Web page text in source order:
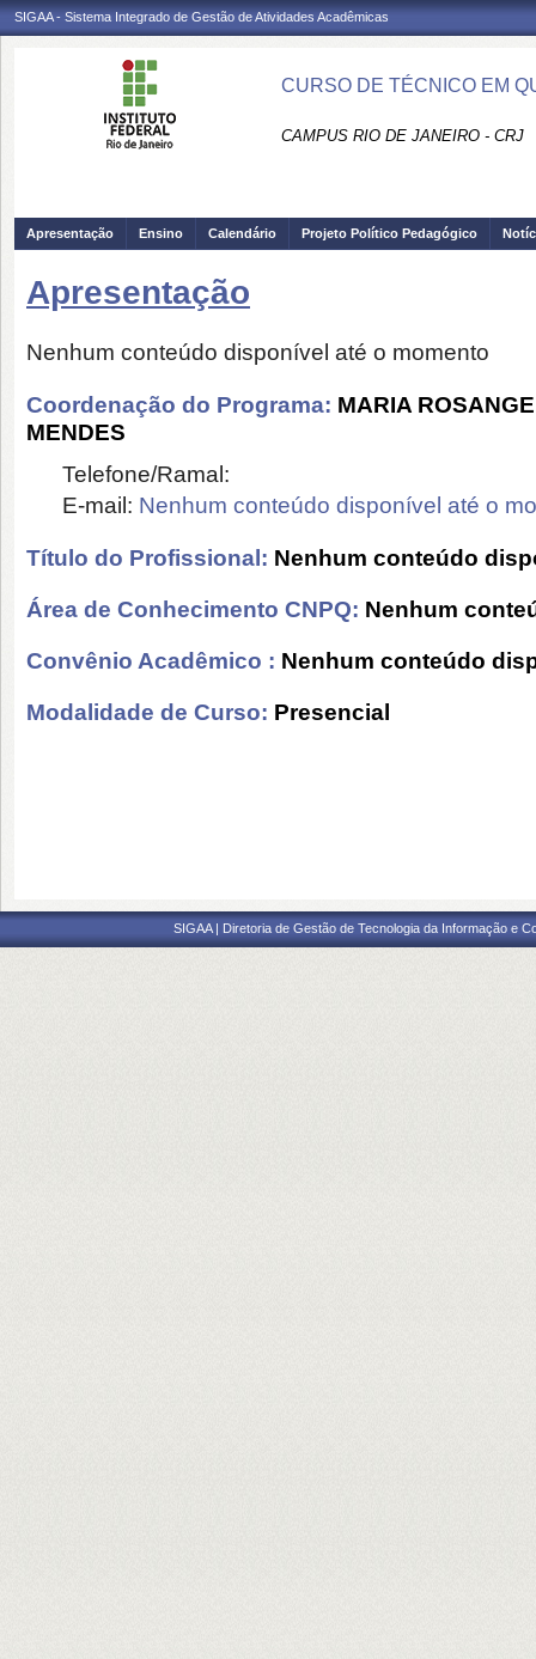
SIGAA - Sistema Integrado de Gestão de Atividades Acadêmicas
CURSO DE TÉCNICO EM
CAMPUS RIO DE JANEIRO - CRJ
Apresentação Ensino Calendário Projeto Político Pedagógico
Apresentação
Nenhum conteúdo disponível até o momento
Coordenação do Programa: MARIA
MENDES
Telefone/Ramal:
E-mail: Nenhum conteúdo disponível até o
Título do Profissional: Nenhum conteúdo
Área de Conhecimento CNPQ: Nenhum
Convênio Acadêmico : Nenhum conteúdo
Modalidade de Curso: Presencial
SIGAA | Diretoria de Gestão de Tecnologia da Informação e